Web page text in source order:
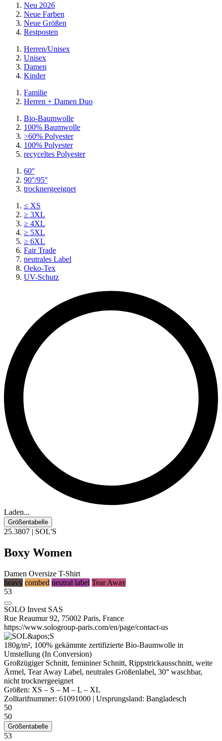
Neu 2026
Neue Farben
Neue Größen
Restposten
Herren/Unisex
Unisex
Damen
Kinder
Familie
Herren + Damen Duo
Bio-Baumwolle
100% Baumwolle
>60% Polyester
100% Polyester
recyceltes Polyester
60°
90°/95°
trocknergeeignet
≤ XS
≥ 3XL
≥ 4XL
≥ 5XL
≥ 6XL
Fair Trade
neutrales Label
Oeko-Tex
UV-Schutz
Laden...
Größentabelle
25.3807 | SOL'S
Boxy Women
Damen Oversize T-Shirt
heavy combed neutral label Tear Away
53
SOLO Invest SAS
Rue Reaumur 92, 75002 Paris, France
https://www.sologroup-paris.com/en/page/contact-us
180g/m², 100% gekämmte zertifizierte Bio-Baumwolle in
Umstellung (In Conversion)
Großzügiger Schnitt, femininer Schnitt, Rippstrickausschnitt, weite
Ärmel, Tear Away Label, neutrales Größenlabel, 30° waschbar,
nicht trocknergeeignet
Größen: XS – S – M – L – XL
Zolltarifnummer: 61091000 | Ursprungsland: Bangladesch
50
50
Größentabelle
53